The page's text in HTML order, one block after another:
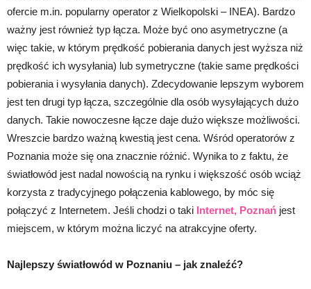
ofercie m.in. popularny operator z Wielkopolski – INEA). Bardzo
ważny jest również typ łącza. Może być ono asymetryczne (a
więc takie, w którym prędkość pobierania danych jest wyższa niż
prędkość ich wysyłania) lub symetryczne (takie same prędkości
pobierania i wysyłania danych). Zdecydowanie lepszym wyborem
jest ten drugi typ łącza, szczególnie dla osób wysyłających dużo
danych. Takie nowoczesne łącze daje dużo większe możliwości.
Wreszcie bardzo ważną kwestią jest cena. Wśród operatorów z
Poznania może się ona znacznie różnić. Wynika to z faktu, że
światłowód jest nadal nowością na rynku i większość osób wciąż
korzysta z tradycyjnego połączenia kablowego, by móc się
połączyć z Internetem. Jeśli chodzi o taki Internet, Poznań jest
miejscem, w którym można liczyć na atrakcyjne oferty.
Najlepszy światłowód w Poznaniu – jak znaleźć?